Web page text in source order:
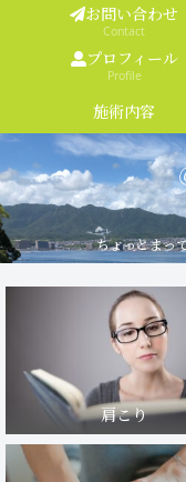
ちょっとまっ
お問い合わせ
Contact
プロフィール
Profile
施術内容
肩こり